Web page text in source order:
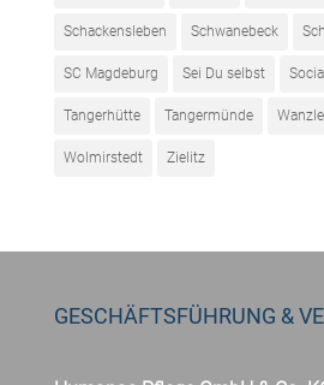
Schackensleben Schwanebeck
SC Magdeburg Sei Du selbst
Tangerhütte Tangermünde
Wolmirstedt Zielitz
GESCHÄFTSFÜHRUNG &